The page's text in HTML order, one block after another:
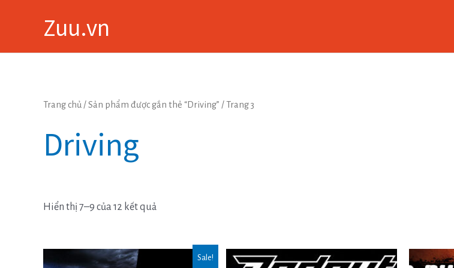
Zuu.vn
Trang chủ /Sản phẩm được gắn thẻ “Driving” / Trang 3
Driving
Hiển thị 7–9 của 12 kết quả
Sale!